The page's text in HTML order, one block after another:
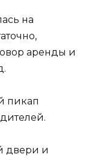
на
аренды и
пикап
двери и